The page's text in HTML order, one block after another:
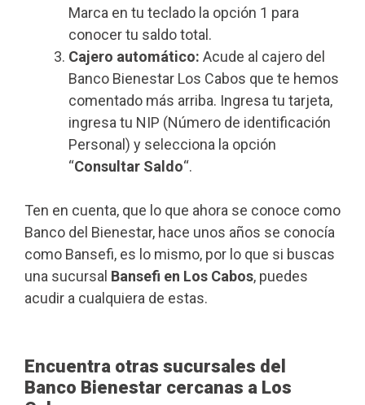
Marca en tu teclado la opción 1 para
conocer tu saldo total.
Cajero automático: Acude al cajero del
Banco Bienestar Los Cabos que te hemos
comentado más arriba. Ingresa tu tarjeta,
ingresa tu NIP (Número de identificación
Personal) y selecciona la opción
“Consultar Saldo“.
Ten en cuenta, que lo que ahora se conoce como
Banco del Bienestar, hace unos años se conocía
como Bansefi, es lo mismo, por lo que si buscas
una sucursal Bansefi en Los Cabos, puedes
acudir a cualquiera de estas.
Encuentra otras sucursales del
Banco Bienestar cercanas a Los